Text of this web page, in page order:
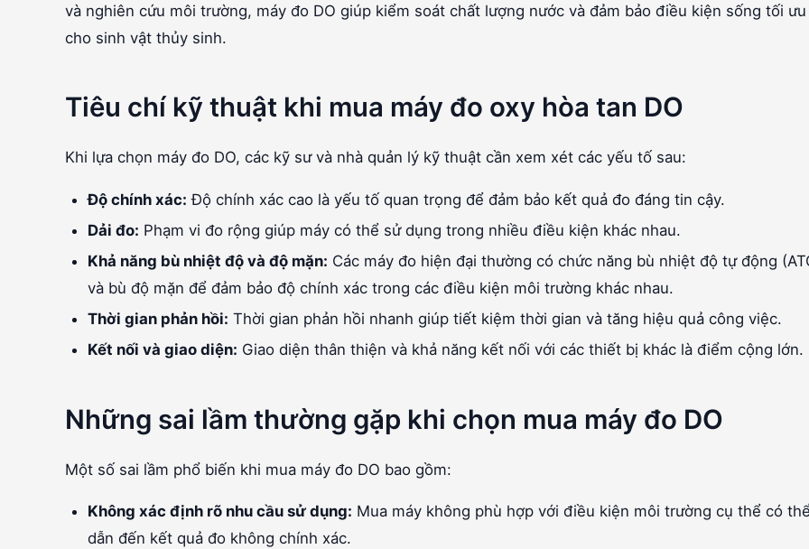
và nghiên cứu môi trường, máy đo DO giúp kiểm soát chất lượng nước và đảm bảo điều kiện sống tối ưu
cho sinh vật thủy sinh.
Tiêu chí kỹ thuật khi mua máy đo oxy hòa tan DO
Khi lựa chọn máy đo DO, các kỹ sư và nhà quản lý kỹ thuật cần xem xét các yếu tố sau:
Độ chính xác: Độ chính xác cao là yếu tố quan trọng để đảm bảo kết quả đo đáng tin cậy.
Dải đo: Phạm vi đo rộng giúp máy có thể sử dụng trong nhiều điều kiện khác nhau.
Khả năng bù nhiệt độ và độ mặn: Các máy đo hiện đại thường có chức năng bù nhiệt độ tự động
và bù độ mặn để đảm bảo độ chính xác trong các điều kiện môi trường khác nhau.
Thời gian phản hồi: Thời gian phản hồi nhanh giúp tiết kiệm thời gian và tăng hiệu quả công việc.
Kết nối và giao diện: Giao diện thân thiện và khả năng kết nối với các thiết bị khác là điểm cộng lớn.
Những sai lầm thường gặp khi chọn mua máy đo DO
Một số sai lầm phổ biến khi mua máy đo DO bao gồm:
Không xác định rõ nhu cầu sử dụng: Mua máy không phù hợp với điều kiện môi trường cụ thể có
dẫn đến kết quả đo không chính xác.